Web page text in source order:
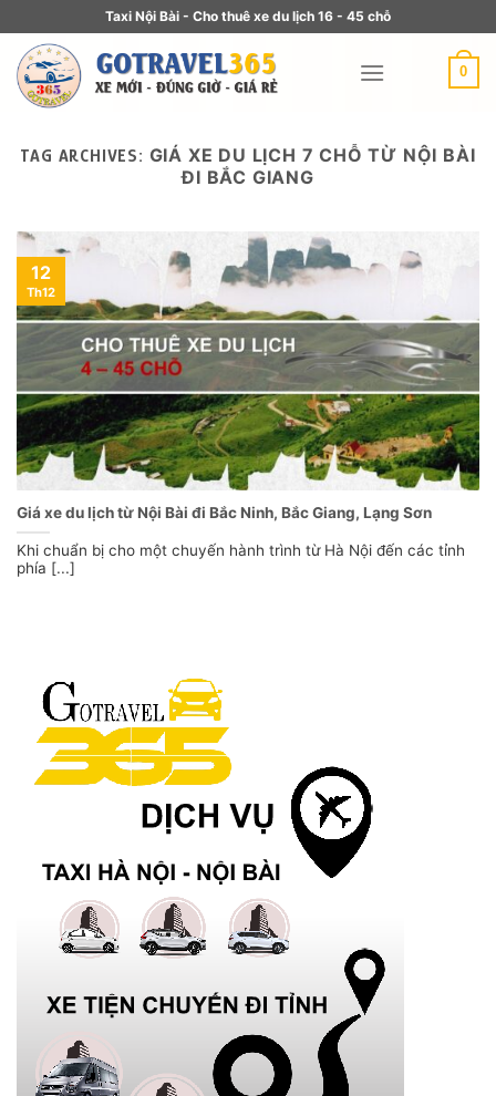
Taxi Nội Bài - Cho thuê xe du lịch 16 - 45 chỗ
0
TAG ARCHIVES: GIÁ XE DU LỊCH 7 CHỖ TỪ NỘI BÀI
ĐI BẮC GIANG
Giá xe du lịch từ Nội Bài đi Bắc Ninh, Bắc Giang, Lạng Sơn
Khi chuẩn bị cho một chuyến hành trình từ Hà Nội đến các tỉnh
phía [...]
12
Th12